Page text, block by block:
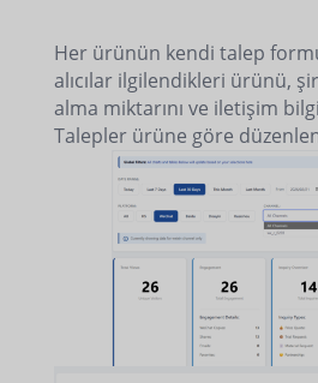
Her ürünün kendi talep
alıcılar ilgilendikleri ürünü,
alma miktarını ve iletişim
Talepler ürüne göre